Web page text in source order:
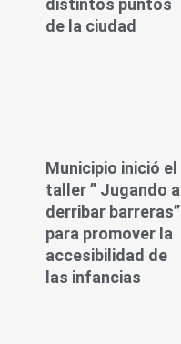
distintos puntos
de la ciudad
Municipio inició el
taller ” Jugando a
derribar barreras”
para promover la
accesibilidad de
las infancias